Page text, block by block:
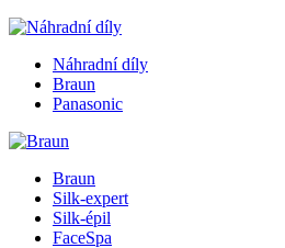
Náhradní díly
Braun
Panasonic
Braun
Silk-expert
Silk-épil
FaceSpa